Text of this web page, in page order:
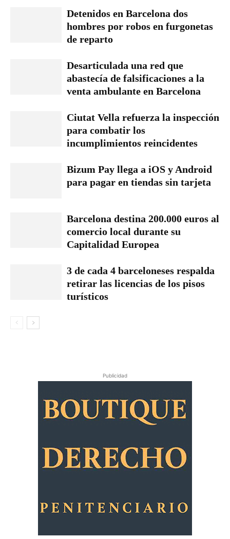
Detenidos en Barcelona dos
hombres por robos en furgonetas
de reparto
Desarticulada una red que
abastecía de falsificaciones a la
venta ambulante en Barcelona
Ciutat Vella refuerza la inspección
para combatir los
incumplimientos reincidentes
Bizum Pay llega a iOS y Android
para pagar en tiendas sin tarjeta
Barcelona destina 200.000 euros al
comercio local durante su
Capitalidad Europea
3 de cada 4 barceloneses respalda
retirar las licencias de los pisos
turísticos
Publicidad